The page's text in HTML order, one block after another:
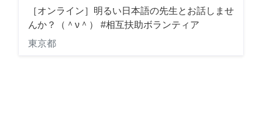
［オンライン］明るい日本語の先生とお話しませ
んか？（＾ν＾） #相互扶助ボランティア
東京都